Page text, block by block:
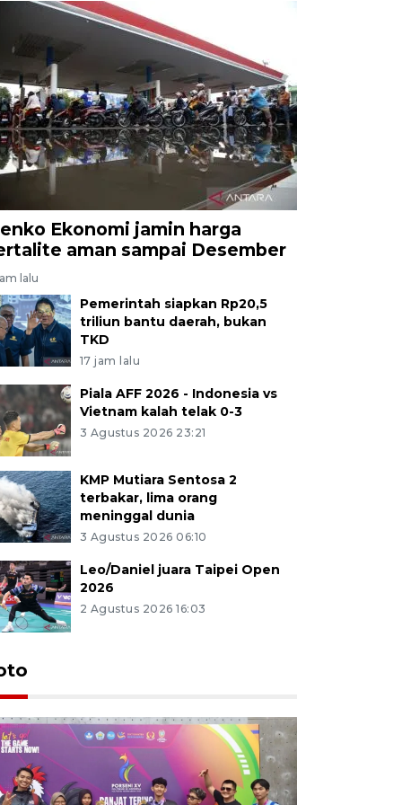
Ekonomi jamin harga
aman sampai Desember
lalu
Pemerintah siapkan Rp20,5
triliun bantu daerah, bukan
TKD
17 jam lalu
Piala AFF 2026 - Indonesia vs
Vietnam kalah telak 0-3
3 Agustus 2026 23:21
KMP Mutiara Sentosa 2
terbakar, lima orang
meninggal dunia
3 Agustus 2026 06:10
Leo/Daniel juara Taipei Open
2026
2 Agustus 2026 16:03